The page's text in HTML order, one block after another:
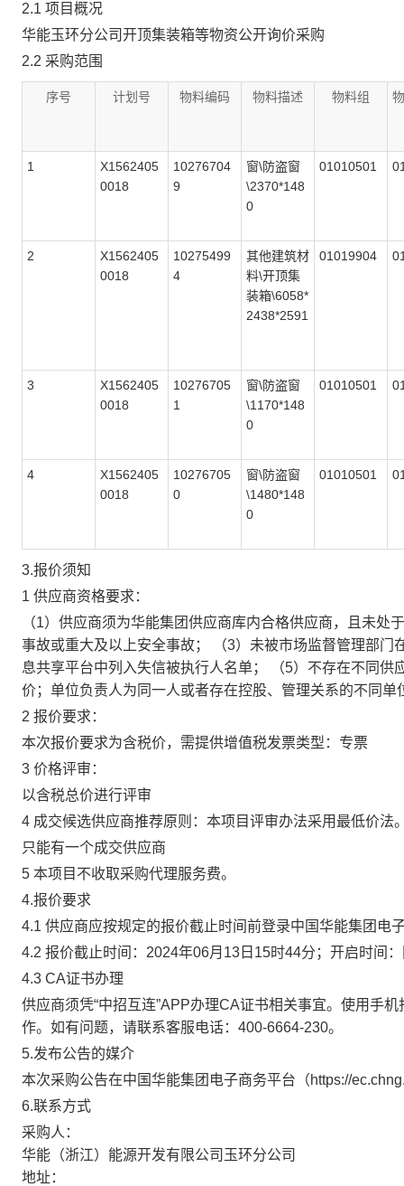
2.1 项目概况
华能玉环分公司开顶集装箱等物资公开询价采购
2.2 采购范围
序号 计划号 物料编码 物料描述 物料组
1
X1562405
0018
10276704
9
窗\防盗窗
\2370*148
0
01010501
2
X1562405
0018
10275499
4
其他建筑材
料\开顶集
装箱\6058*
2438*2591
01019904
3
X1562405
0018
10276705
1
窗\防盗窗
\1170*148
0
01010501
4
X1562405
0018
10276705
0
窗\防盗窗
\1480*148
0
01010501
3.报价须知
1 供应商资格要求：
（1）供应商须为华能集团供应商库内合格供应商，且未
事故或重大及以上安全事故； （3）未被市场监督管理部门
息共享平台中列入失信被执行人名单； （5）不存在不同
价；单位负责人为同一人或者存在控股、管理关系的不同
2 报价要求：
本次报价要求为含税价，需提供增值税发票类型：专票
3 价格评审：
以含税总价进行评审
4 成交候选供应商推荐原则：本项目评审办法采用最低价
只能有一个成交供应商
5 本项目不收取采购代理服务费。
4.报价要求
4.1 供应商应按规定的报价截止时间前登录中国华能集团电
4.2 报价截止时间：2024年06月13日15时44分；开启时间
4.3 CA证书办理
供应商须凭“中招互连”APP办理CA证书相关事宜。使用手
作。如有问题，请联系客服电话：400-6664-230。
5.发布公告的媒介
本次采购公告在中国华能集团电子商务平台（https://
6.联系方式
采购人：
华能（浙江）能源开发有限公司玉环分公司
地址：